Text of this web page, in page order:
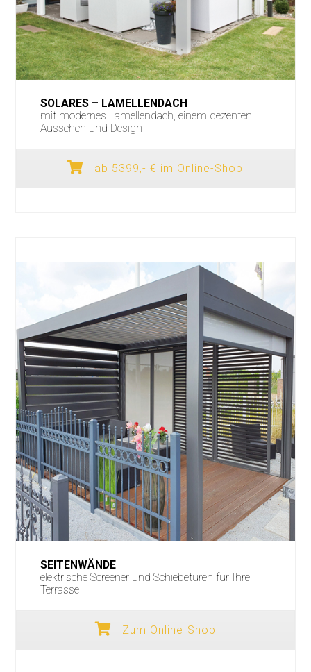
SOLARES – LAMELLENDACH
mit modernes Lamellendach, einem dezenten
Aussehen und Design
ab 5399,- € im Online-Shop
SEITENWÄNDE
elektrische Screener und Schiebetüren für Ihre
Terrasse
Zum Online-Shop